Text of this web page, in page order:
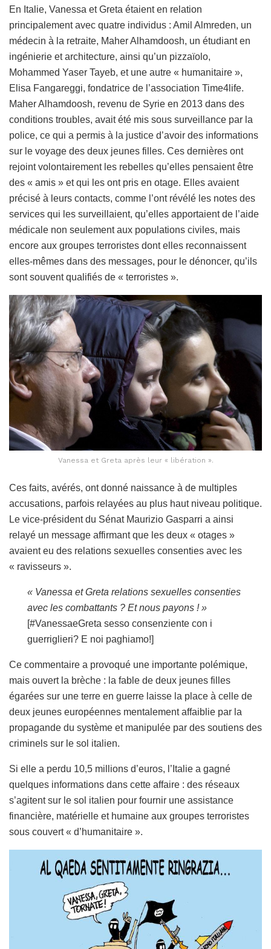
En Italie, Vanessa et Greta étaient en relation
principalement avec quatre individus : Amil Almreden, un
médecin à la retraite, Maher Alhamdoosh, un étudiant en
ingénierie et architecture, ainsi qu’un pizzaïolo,
Mohammed Yaser Tayeb, et une autre « humanitaire »,
Elisa Fangareggi, fondatrice de l’association Time4life.
Maher Alhamdoosh, revenu de Syrie en 2013 dans des
conditions troubles, avait été mis sous surveillance par la
police, ce qui a permis à la justice d’avoir des informations
sur le voyage des deux jeunes filles. Ces dernières ont
rejoint volontairement les rebelles qu’elles pensaient être
des « amis » et qui les ont pris en otage. Elles avaient
précisé à leurs contacts, comme l’ont révélé les notes des
services qui les surveillaient, qu’elles apportaient de l’aide
médicale non seulement aux populations civiles, mais
encore aux groupes terroristes dont elles reconnaissent
elles-mêmes dans des messages, pour le dénoncer, qu’ils
sont souvent qualifiés de « terroristes ».
Vanessa et Greta après leur « libération ».
Ces faits, avérés, ont donné naissance à de multiples
accusations, parfois relayées au plus haut niveau politique.
Le vice-président du Sénat Maurizio Gasparri a ainsi
relayé un message affirmant que les deux « otages »
avaient eu des relations sexuelles consenties avec les
« ravisseurs ».
« Vanessa et Greta relations sexuelles consenties
avec les combattants ? Et nous payons ! »
[#VanessaeGreta sesso consenziente con i
guerriglieri? E noi paghiamo!]
Ce commentaire a provoqué une importante polémique,
mais ouvert la brèche : la fable de deux jeunes filles
égarées sur une terre en guerre laisse la place à celle de
deux jeunes européennes mentalement affaiblie par la
propagande du système et manipulée par des soutiens des
criminels sur le sol italien.
Si elle a perdu 10,5 millions d’euros, l’Italie a gagné
quelques informations dans cette affaire : des réseaux
s’agitent sur le sol italien pour fournir une assistance
financière, matérielle et humaine aux groupes terroristes
sous couvert « d’humanitaire ».